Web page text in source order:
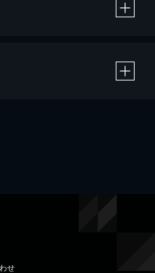
による作品の購入 / レンタルです。
ルは、20％のポイント還元です。
せ